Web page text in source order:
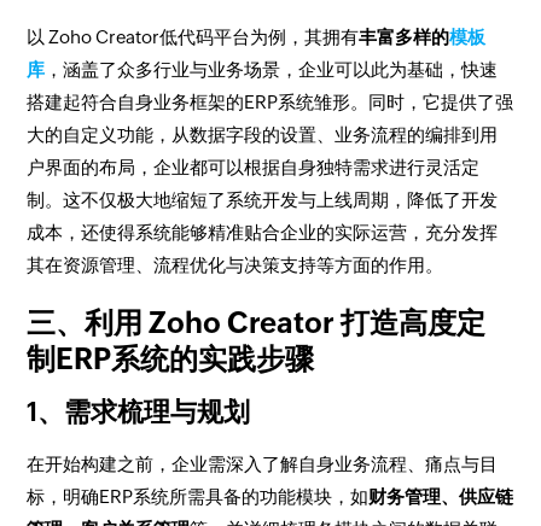
以 Zoho Creator低代码平台为例，其拥有丰富多样的模板
库 ，涵盖了众多行业与业务场景，企业可以此为基础，快速
搭建起符合自身业务框架的ERP系统雏形。同时，它提供了强
大的自定义功能，从数据字段的设置、业务流程的编排到用
户界面的布局，企业都可以根据自身独特需求进行灵活定
制。这不仅极大地缩短了系统开发与上线周期，降低了开发
成本，还使得系统能够精准贴合企业的实际运营，充分发挥
其在资源管理、流程优化与决策支持等方面的作用。
三、利用 Zoho Creator 打造高度定
制ERP系统的实践步骤
1、需求梳理与规划
在开始构建之前，企业需深入了解自身业务流程、痛点与目
标，明确ERP系统所需具备的功能模块，如财务管理、供应链